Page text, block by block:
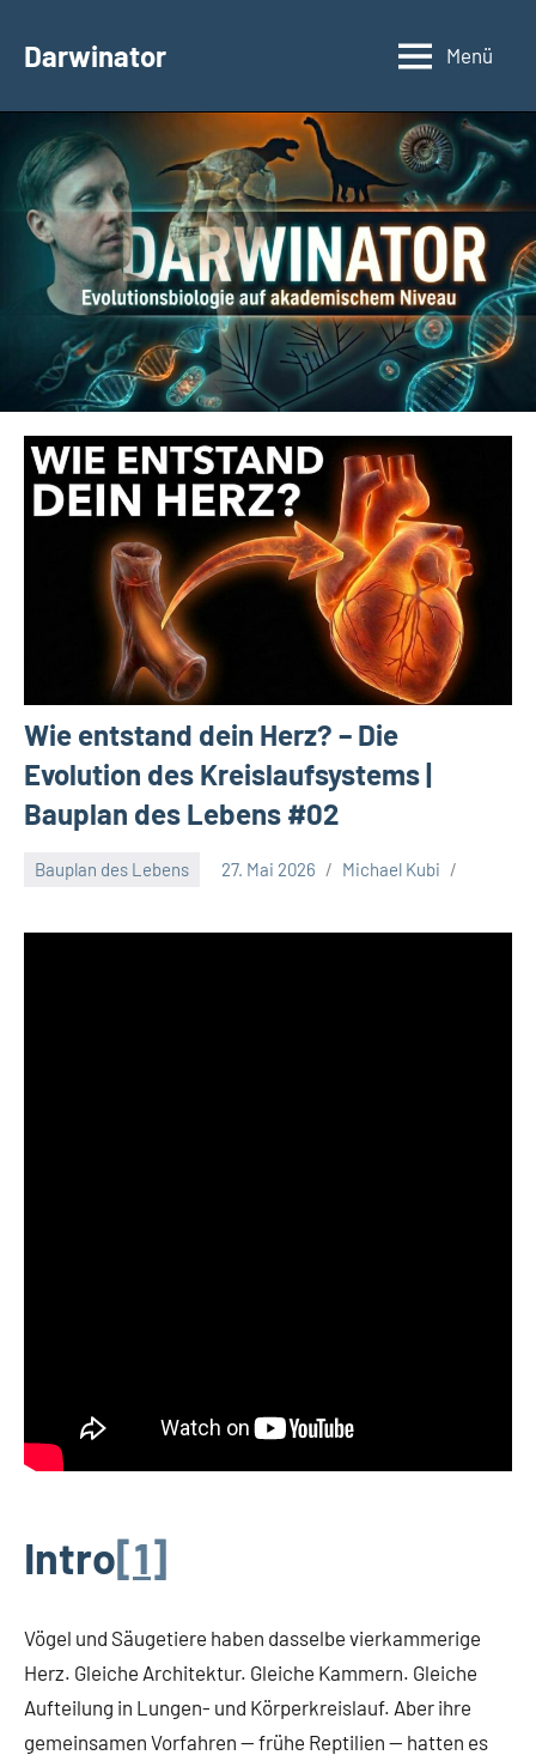
InhaltDarwinator
Evolutionsbiologie
Menü
Wie entstand dein Herz? – Die
Evolution des Kreislaufsystems |
Bauplan des Lebens #02
Bauplan des Lebens 27. Mai 2026 Michael Kubi
Intro[1]
Vögel und Säugetiere haben dasselbe vierkammerige
Herz. Gleiche Architektur. Gleiche Kammern. Gleiche
Aufteilung in Lungen- und Körperkreislauf. Aber ihre
gemeinsamen Vorfahren — frühe Reptilien — hatten es